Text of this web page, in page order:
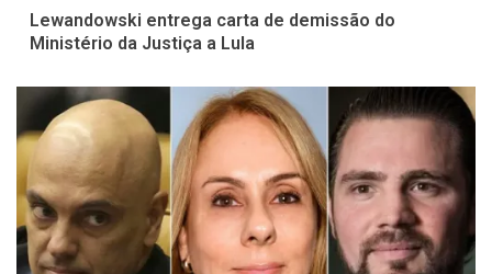
Lewandowski entrega carta de demissão do
Ministério da Justiça a Lula